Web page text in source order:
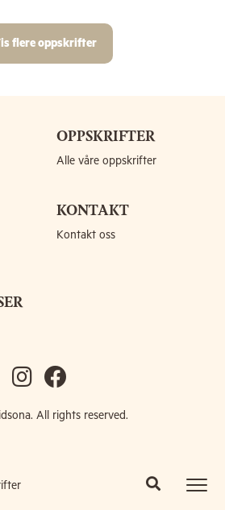
flere oppskrifter
OPPSKRIFTER
Alle våre oppskrifter
KONTAKT
Kontakt oss
All rights reserved.